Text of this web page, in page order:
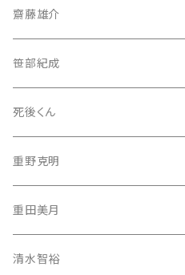
齋藤雄介
笹部紀成
死後くん
重野克明
重田美月
清水智裕